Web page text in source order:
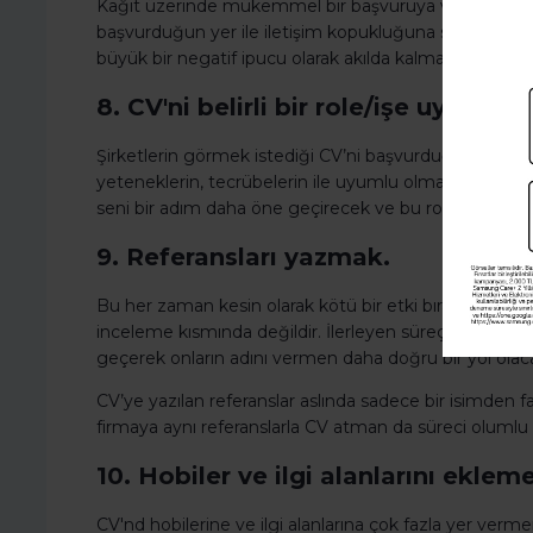
Kağıt üzerinde mükemmel bir başvuruya ve CV’ye
başvurduğun yer ile iletişim kopukluğuna sebebiyet
büyük bir negatif ipucu olarak akılda kalmana neden
8. CV'ni belirli bir role/işe
Şirketlerin görmek istediği CV’ni başvurduğun iş
yeteneklerin, tecrübelerin ile uyumlu olmasıdır.
seni bir adım daha öne geçirecek ve bu rolün
9. Referansları yazmak.
Bu her zaman kesin olarak kötü bir etki bırakmasa
inceleme kısmında değildir. İlerleyen süreçlerde
geçerek onların adını vermen daha doğru bir yol
CV’ye yazılan referanslar aslında sadece bir
firmaya aynı referanslarla CV atman da süreci
10. Hobiler ve ilgi alanlarını
CV'nd hobilerine ve ilgi alanlarına çok fazla yer